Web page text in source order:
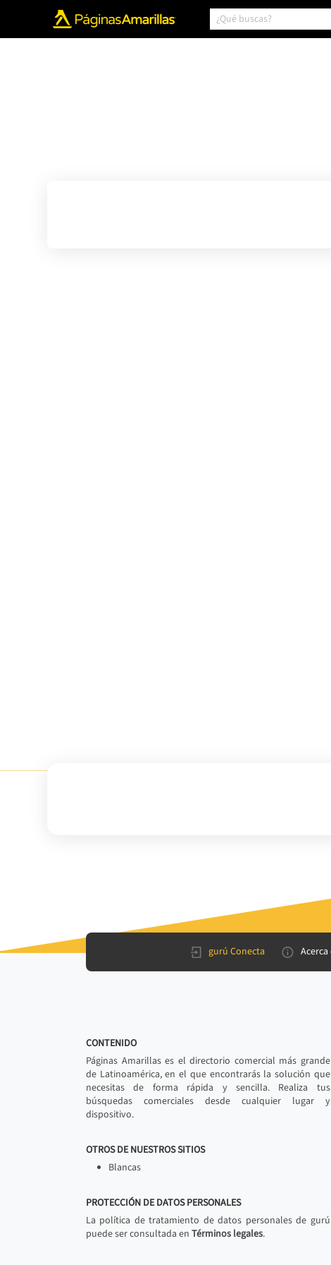
gurú Conecta
CONTENIDO
Páginas Amarillas es el directorio comercial más grande
de Latinoamérica, en el que encontrarás la solución que
necesitas de forma rápida y sencilla. Realiza tus
búsquedas comerciales desde cualquier lugar y
dispositivo.
OTROS DE NUESTROS SITIOS
Blancas
PROTECCIÓN DE DATOS PERSONALES
La política de tratamiento de datos personales de gurú
puede ser consultada en Términos legales.